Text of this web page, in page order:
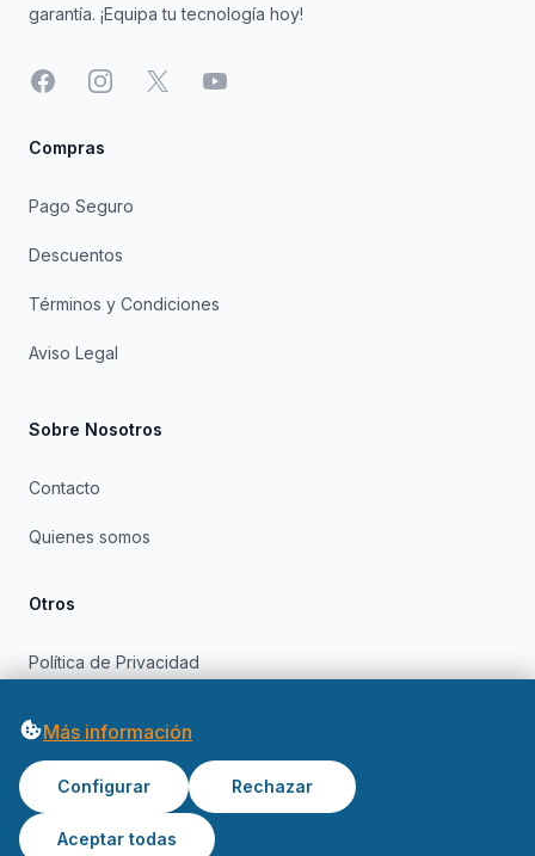
garantía. ¡Equipa tu tecnología hoy!
FacebookInstagram
X YouTube
Compras
Pago Seguro
Descuentos
Términos y Condiciones
Aviso Legal
Sobre Nosotros
Contacto
Quienes somos
Otros
Política de Privacidad
Más información
Configurar Rechazar
Aceptar todas